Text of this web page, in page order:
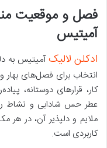
فصل و موقعیت
آمیتیس
ادکلن لالیکآمیتیس به
انتخاب برای فصل‌های بهار
کار، قرارهای دوستانه،
عطر حس شادابی و نشاط را
ملایم و دلپذیر آن، در هر
کاربردی است.